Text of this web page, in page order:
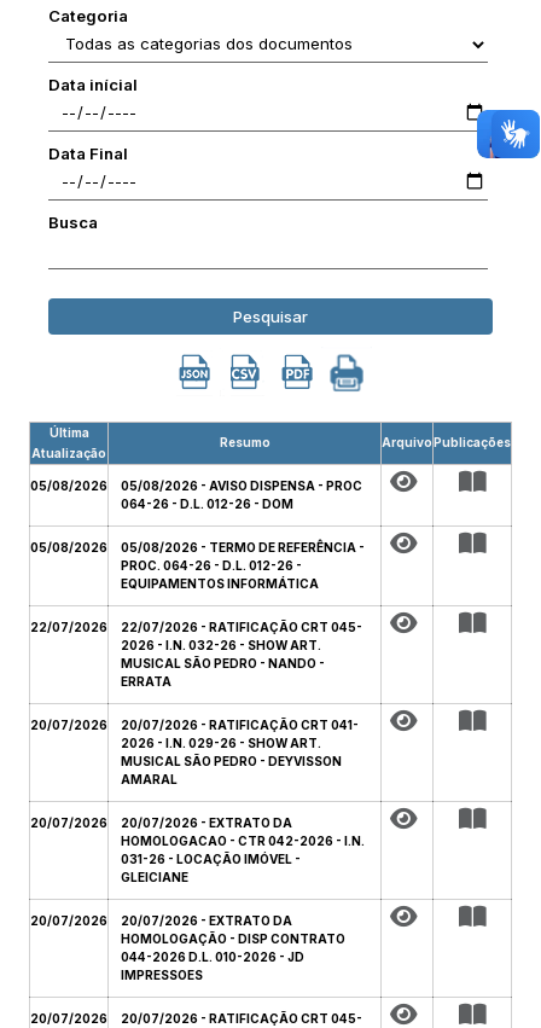
Categoria
Data inícial
Data Final
Busca
Pesquisar
Última
Atualização
Resumo ArquivoPublicações
05/08/2026
05/08/2026 - AVISO DISPENSA - PROC
064-26 - D.L. 012-26 - DOM
05/08/2026
05/08/2026 - TERMO DE REFERÊNCIA -
PROC. 064-26 - D.L. 012-26 -
EQUIPAMENTOS INFORMÁTICA
22/07/2026
22/07/2026 - RATIFICAÇÃO CRT 045-
2026 - I.N. 032-26 - SHOW ART.
MUSICAL SÃO PEDRO - NANDO -
ERRATA
20/07/2026
20/07/2026 - RATIFICAÇÃO CRT 041-
2026 - I.N. 029-26 - SHOW ART.
MUSICAL SÃO PEDRO - DEYVISSON
AMARAL
20/07/2026
20/07/2026 - EXTRATO DA
HOMOLOGACAO - CTR 042-2026 - I.N.
031-26 - LOCAÇÃO IMÓVEL -
GLEICIANE
20/07/2026
20/07/2026 - EXTRATO DA
HOMOLOGAÇÃO - DISP CONTRATO
044-2026 D.L. 010-2026 - JD
IMPRESSOES
20/07/2026
20/07/2026 - RATIFICAÇÃO CRT 045-